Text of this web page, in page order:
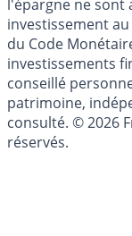
Les articles et
l'épargne ne sont
investissement au
du Code
investissements
conseillé
patrimoine,
consulté. © 2026